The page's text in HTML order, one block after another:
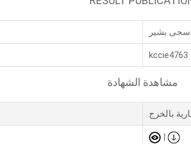
kccie4763
مشاهدة الشهادة
بالخرج
|